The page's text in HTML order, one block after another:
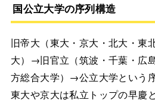
国公立大学の序列構造
旧帝大（東大・京大・北大・東
大）→旧官立（筑波・千葉・広
方総合大学）→公立大学という
東大や京大は私立トップの早慶